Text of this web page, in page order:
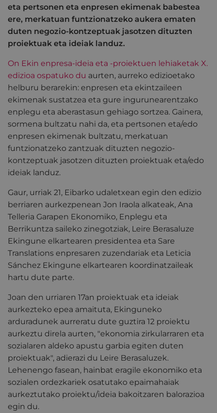
eta pertsonen eta enpresen ekimenak babestea
ere, merkatuan funtzionatzeko aukera ematen
duten negozio-kontzeptuak jasotzen dituzten
proiektuak eta ideiak landuz.
On Ekin enpresa-ideia eta -proiektuen lehiaketak X.
edizioa ospatuko du aurten, aurreko edizioetako
helburu berarekin: enpresen eta ekintzaileen
ekimenak sustatzea eta gure ingurunearentzako
enplegu eta aberastasun gehiago sortzea. Gainera,
sormena bultzatu nahi da, eta pertsonen eta/edo
enpresen ekimenak bultzatu, merkatuan
funtzionatzeko zantzuak dituzten negozio-
kontzeptuak jasotzen dituzten proiektuak eta/edo
ideiak landuz.
Gaur, urriak 21, Eibarko udaletxean egin den edizio
berriaren aurkezpenean Jon Iraola alkateak, Ana
Telleria Garapen Ekonomiko, Enplegu eta
Berrikuntza saileko zinegotziak, Leire Berasaluze
Ekingune elkartearen presidentea eta Sare
Translations enpresaren zuzendariak eta Leticia
Sánchez Ekingune elkartearen koordinatzaileak
hartu dute parte.
Joan den urriaren 17an proiektuak eta ideiak
aurkezteko epea amaituta, Ekinguneko
arduradunek aurreratu dute guztira 12 proiektu
aurkeztu direla aurten, "ekonomia zirkularraren eta
sozialaren aldeko apustu garbia egiten duten
proiektuak", adierazi du Leire Berasaluzek.
Lehenengo fasean, hainbat eragile ekonomiko eta
sozialen ordezkariek osatutako epaimahaiak
aurkeztutako proiektu/ideia bakoitzaren balorazioa
egin du.